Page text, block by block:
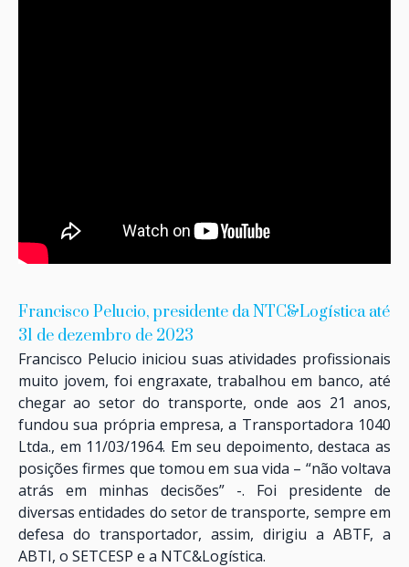
Francisco Pelucio, presidente da NTC&Logística até
31 de dezembro de 2023
Francisco Pelucio iniciou suas atividades profissionais
muito jovem, foi engraxate, trabalhou em banco, até
chegar ao setor do transporte, onde aos 21 anos,
fundou sua própria empresa, a Transportadora 1040
Ltda., em 11/03/1964. Em seu depoimento, destaca as
posições firmes que tomou em sua vida – “não voltava
atrás em minhas decisões” -. Foi presidente de
diversas entidades do setor de transporte, sempre em
defesa do transportador, assim, dirigiu a ABTF, a
ABTI, o SETCESP e a NTC&Logística.